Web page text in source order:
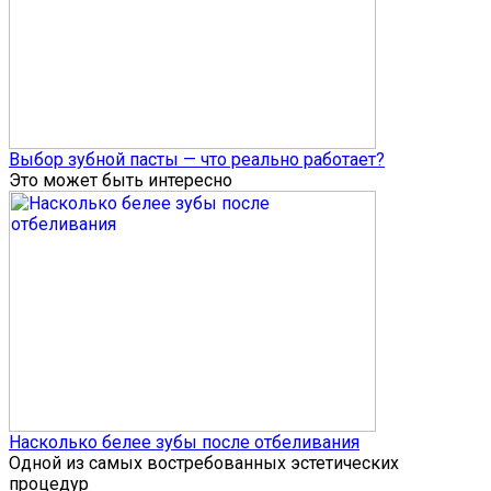
Выбор зубной пасты — что реально работает?
Это может быть интересно
Насколько белее зубы после отбеливания
Одной из самых востребованных эстетических
процедур